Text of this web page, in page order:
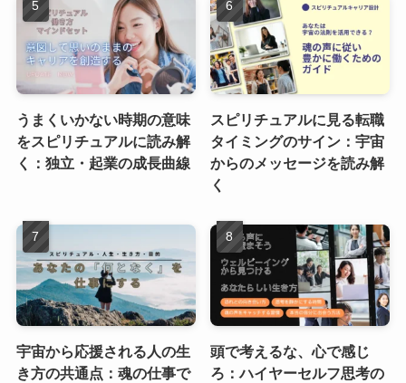
うまくいかない時期の意味
をスピリチュアルに読み解
く：独立・起業の成長曲線
スピリチュアルに見る転職
タイミングのサイン：宇宙
からのメッセージを読み解
く
宇宙から応援される人の生
き方の共通点：魂の仕事で
頭で考えるな、心で感じ
ろ：ハイヤーセルフ思考の